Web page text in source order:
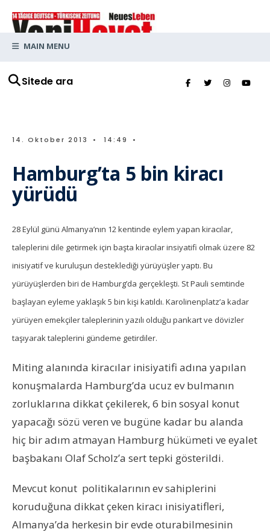
Sitede ara
MAIN MENU
14. Oktober 2013 • 14:49 •
Hamburg’ta 5 bin kiracı
yürüdü
28 Eylül günü Almanya’nın 12 kentinde eylem yapan kiracılar,
taleplerini dile getirmek için başta kiracılar insiyatifi olmak üzere 82
inisiyatif ve kuruluşun desteklediği yürüyüşler yaptı. Bu
yürüyüşlerden biri de Hamburg’da gerçekleşti. St Pauli semtinde
başlayan eyleme yaklaşık 5 bin kişi katıldı. Karolinenplatz’a kadar
yürüyen emekçiler taleplerinin yazılı olduğu pankart ve dövizler
taşıyarak taleplerini gündeme getirdiler.
Miting alanında kiracılar inisiyatifi adına yapılan
konuşmalarda Hamburg’da ucuz ev bulmanın
zorluklarına dikkat çekilerek, 6 bin sosyal konut
yapacağı sözü veren ve bugüne kadar bu alanda
hiç bir adım atmayan Hamburg hükümeti ve eyalet
başbakanı Olaf Scholz’a sert tepki gösterildi.
Mevcut konut politikalarının ev sahiplerini
koruduğuna dikkat çeken kiracı inisiyatifleri,
Almanya’da herkesin bir evde oturabilmesinin